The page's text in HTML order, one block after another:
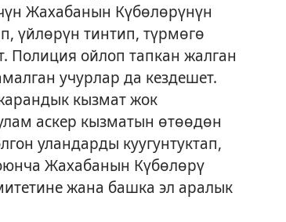
Жахабанын Күбөлөрүнүн
үйлөрүн тинтип, түрмөгө
Полиция ойлоп тапкан жалган
учурлар да кездешет.
кызмат жок
аскер кызматын өтөөдөн
уландарды куугунтуктап,
Жахабанын Күбөлөрү
жана башка эл аралык